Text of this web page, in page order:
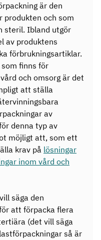
är den
produkten och som
steril. Ibland utgör
av produktens
förbrukningsartiklar.
som finns för
och omsorg är det
att ställa
av
denna typ av
möjligt att, som ett
krav på lösningar
inom vård och
säga den
att förpacka flera
(det vill säga
så är